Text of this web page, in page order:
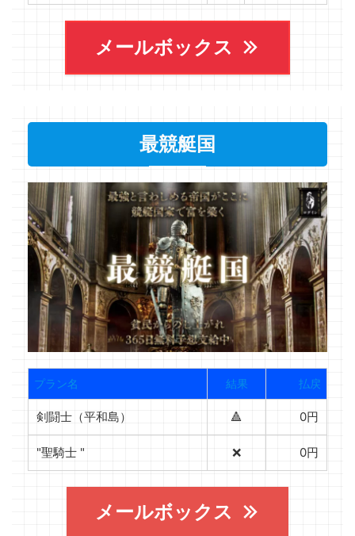
メールボックス
最競艇国
プラン名 結果 払戻
剣闘士（平和島） 🔺 0円
"聖騎士 " ❌ 0円
メールボックス